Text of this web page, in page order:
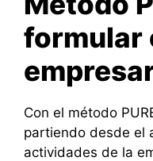
formular
Con el método
partiendo desde el
actividades de la